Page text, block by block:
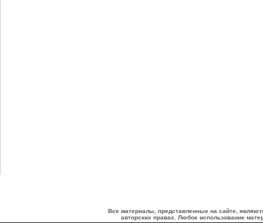
Все материалы, представленные на сайте,
авторских правах. Любое использование